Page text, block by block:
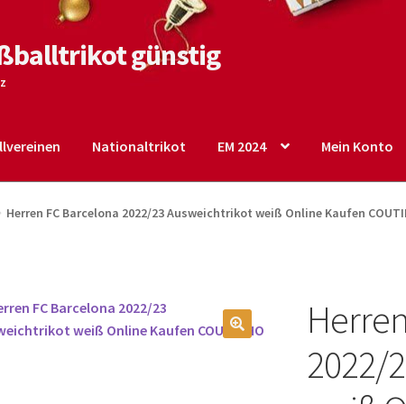
günstig
Nationaltrikot EM 2024 Mein Konto
Shop Startseite – English Warenkorb
Herren FC Barcelona 2022/23 Ausweichtrikot weiß Online Kaufen
2022/